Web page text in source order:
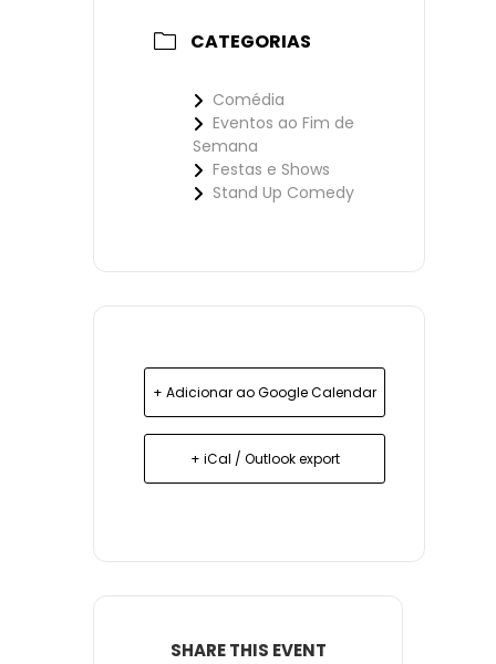
CATEGORIAS
Comédia
Eventos ao Fim de
Semana
Festas e Shows
Stand Up Comedy
+ Adicionar ao Google Calendar
+ iCal / Outlook export
SHARE THIS EVENT